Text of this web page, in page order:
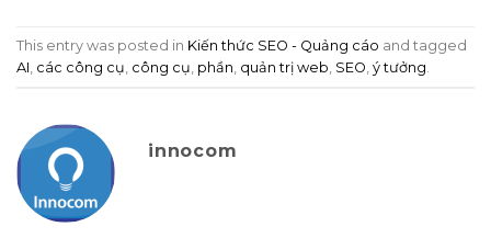
This entry was posted in Kiến thức SEO - Quảng cáo and tagged
AI các công cụ công cụ phần quản trị web SEO ý tưởng
innocom